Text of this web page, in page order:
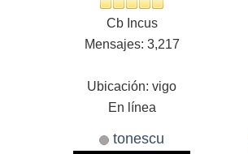
Cb Incus
Mensajes: 3,217
Ubicación: vigo
En línea
tonescu